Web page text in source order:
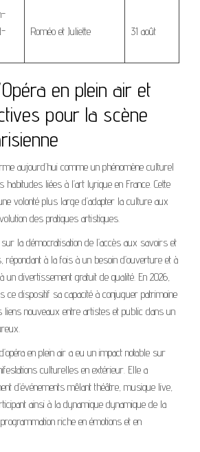
Roméo et Juliette 31 août
en plein air et
pour la scène
aujourd’hui comme un phénomène culturel
liées à l’art lyrique en France. Cette
volonté plus large d’adapter la culture aux
des pratiques artistiques.
sur la démocratisation de l’accès aux savoirs et
répondant à la fois à un besoin d’ouverture et à
un divertissement gratuit de qualité. En 2026,
ce dispositif sa capacité à conjuguer patrimoine
liens nouveaux entre artistes et public dans un
en plein air a eu un impact notable sur
culturelles en extérieur. Elle a
d’événements mêlant théâtre, musique live,
ainsi à la dynamique dynamique de la
riche en émotions et en